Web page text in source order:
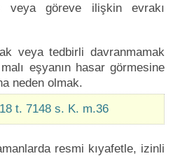
veya göreve ilişkin evrakı
veya tedbirli davranmamak
eşyanın hasar görmesine
neden olmak.
t. 7148 s. K. m.36
resmi kıyafetle, izinli